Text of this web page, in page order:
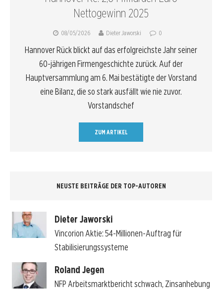
Nettogewinn 2025
08/05/2026 Dieter Jaworski 0
Hannover Rück blickt auf das erfolgreichste Jahr seiner
60-jährigen Firmengeschichte zurück. Auf der
Hauptversammlung am 6. Mai bestätigte der Vorstand
eine Bilanz, die so stark ausfällt wie nie zuvor.
Vorstandschef
ZUM ARTIKEL
NEUSTE BEITRÄGE DER TOP-AUTOREN
Dieter Jaworski
Vincorion Aktie: 54-Millionen-Auftrag für
Stabilisierungssysteme
Roland Jegen
NFP Arbeitsmarktbericht schwach, Zinsanhebung